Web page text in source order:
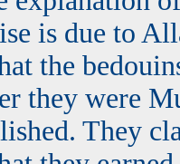
is due to
the
they were
They